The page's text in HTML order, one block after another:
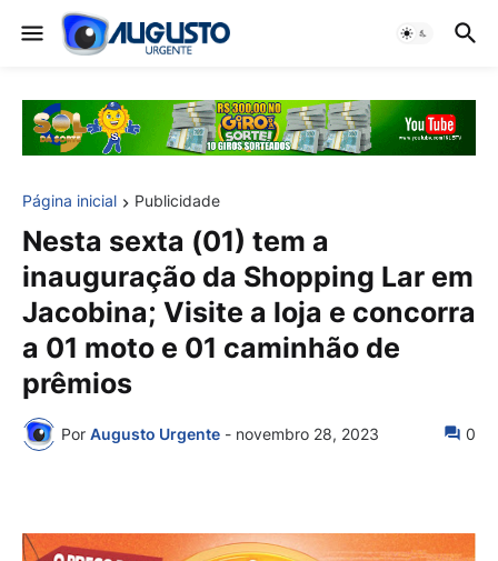
Página inicial Publicidade
Nesta sexta (01) tem a
inauguração da Shopping Lar em
Jacobina; Visite a loja e concorra
a 01 moto e 01 caminhão de
prêmios
Por Augusto Urgente - novembro 28, 2023 0